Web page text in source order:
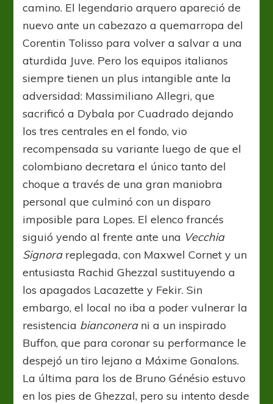
camino. El legendario arquero apareció de
nuevo ante un cabezazo a quemarropa del
Corentin Tolisso para volver a salvar a una
aturdida Juve. Pero los equipos italianos
siempre tienen un plus intangible ante la
adversidad: Massimiliano Allegri, que
sacrificó a Dybala por Cuadrado dejando
los tres centrales en el fondo, vio
recompensada su variante luego de que el
colombiano decretara el único tanto del
choque a través de una gran maniobra
personal que culminó con un disparo
imposible para Lopes. El elenco francés
siguió yendo al frente ante una Vecchia
Signorareplegada, con Maxwel Cornet y un
entusiasta Rachid Ghezzal sustituyendo a
los apagados Lacazette y Fekir. Sin
embargo, el local no iba a poder vulnerar la
resistencia bianconerani a un inspirado
Buffon, que para coronar su performance le
despejó un tiro lejano a Máxime Gonalons.
La última para los de Bruno Génésio estuvo
en los pies de Ghezzal, pero su intento desde